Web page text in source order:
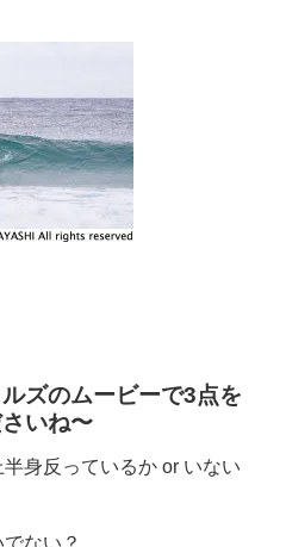
ズのムービーで3点を
いね〜
身反っているか or いない